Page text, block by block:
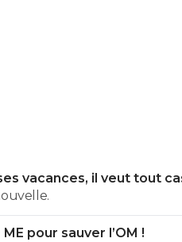
vacances, il veut tout
pour sauver l’OM !